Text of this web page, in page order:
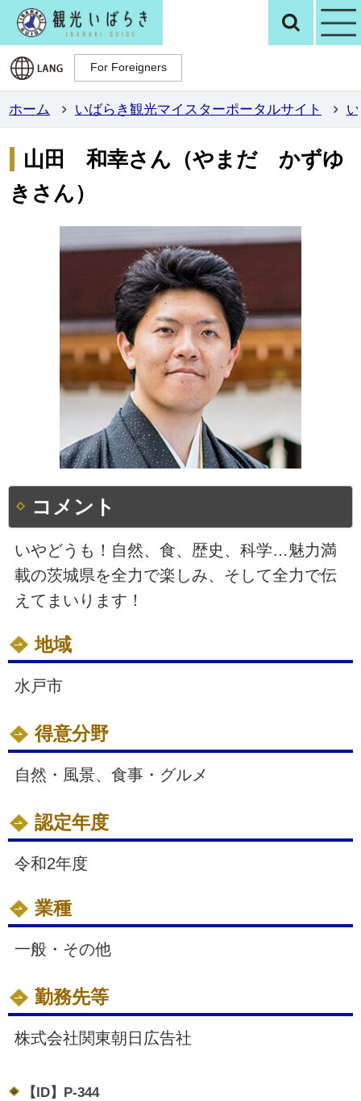
観光いばらき検
For Foreigners
For Foreigners
ホーム いばらき観光マイスターポータルサイト
山田 和幸さん（やまだ かずゆ
きさん）
コメント
いやどうも！自然、食、歴史、科学…魅力満
載の茨城県を全力で楽しみ、そして全力で伝
えてまいります！
地域
水戸市
得意分野
自然・風景、食事・グルメ
認定年度
令和2年度
業種
一般・その他
勤務先等
株式会社関東朝日広告社
【ID】 P-344